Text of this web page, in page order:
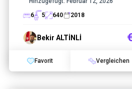
6
5 640 2018
Bekir ALTİNLİ
Favorit Vergleichen